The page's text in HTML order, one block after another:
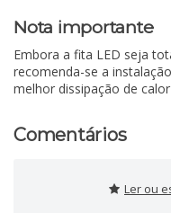
Nota importante
Embora a fita LED seja
recomenda-se a
melhor dissipação de
Comentários
Ler ou